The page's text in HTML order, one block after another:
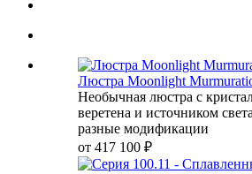
Люстра Moonlight
Необычная люстра с
веретена и источником
разные модификации
от 417 100 ₽